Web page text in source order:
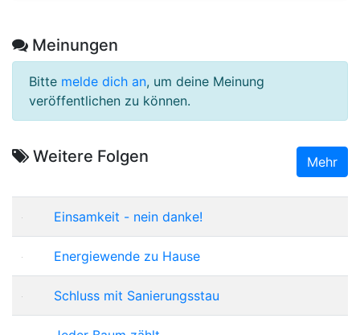
Meinungen
Bitte melde dich an, um deine Meinung
veröffentlichen zu können.
Weitere Folgen Mehr
Einsamkeit - nein danke!
Energiewende zu Hause
Schluss mit Sanierungsstau